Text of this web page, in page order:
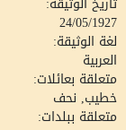
24/05/1927
لغة الوثيقة:
العربية
متعلقة بعائلات:
خطيب, نحف
متعلقة ببلدات: